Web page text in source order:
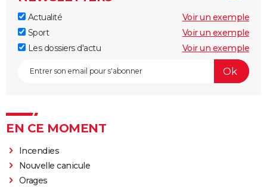
Actualité
Voir un exemple
Sport
Voir un exemple
Les dossiers d'actu
Voir un exemple
EN CE MOMENT
Incendies
Nouvelle canicule
Orages